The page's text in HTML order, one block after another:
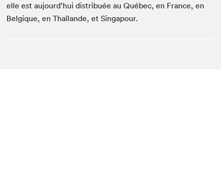
elle est aujourd’hui distribuée au Québec, en France, en
Belgique, en Thaïlande, et Singapour.